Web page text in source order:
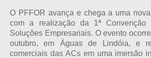
O PFFOR avança e chega a uma
com a realização da 1ª Convenção
Soluções Empresariais. O evento
outubro, em Águas de Lindóia, e
comerciais das ACs em uma imersão